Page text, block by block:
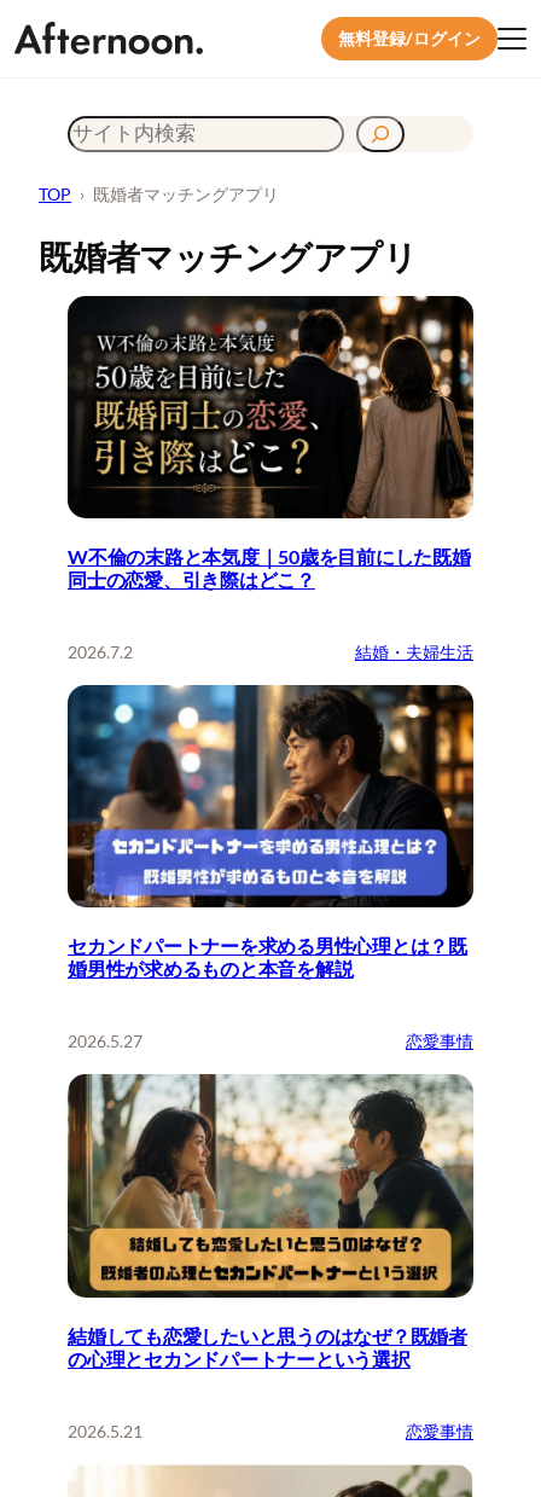
無料登録/ログイン
検
TOP › 既婚者マッチングアプリ
既婚者マッチングアプリ
W不倫の末路と本気度｜50歳を目前にした既婚
同士の恋愛、引き際はどこ？
2026.7.2 結婚・夫婦生活
セカンドパートナーを求める男性心理とは？既
婚男性が求めるものと本音を解説
2026.5.27 恋愛事情
結婚しても恋愛したいと思うのはなぜ？既婚者
の心理とセカンドパートナーという選択
2026.5.21 恋愛事情